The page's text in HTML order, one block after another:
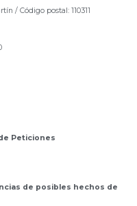
/ Código postal: 110311
Peticiones
de posibles hechos de